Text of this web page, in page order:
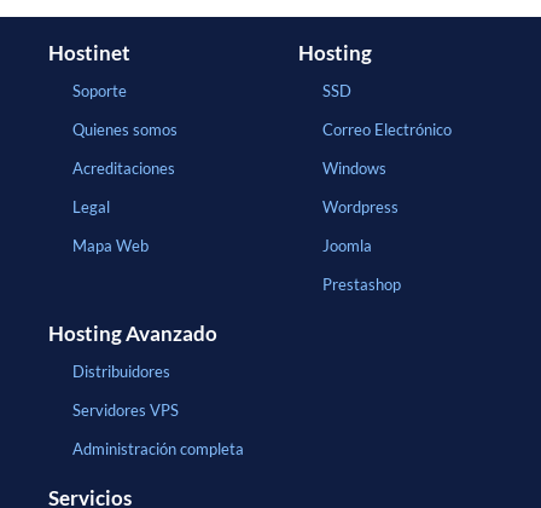
Hostinet
Soporte
Quienes somos
Acreditaciones
Legal
Mapa Web
Hosting
SSD
Correo Electrónico
Windows
Wordpress
Joomla
Prestashop
Hosting Avanzado
Distribuidores
Servidores VPS
Administración completa
Servicios